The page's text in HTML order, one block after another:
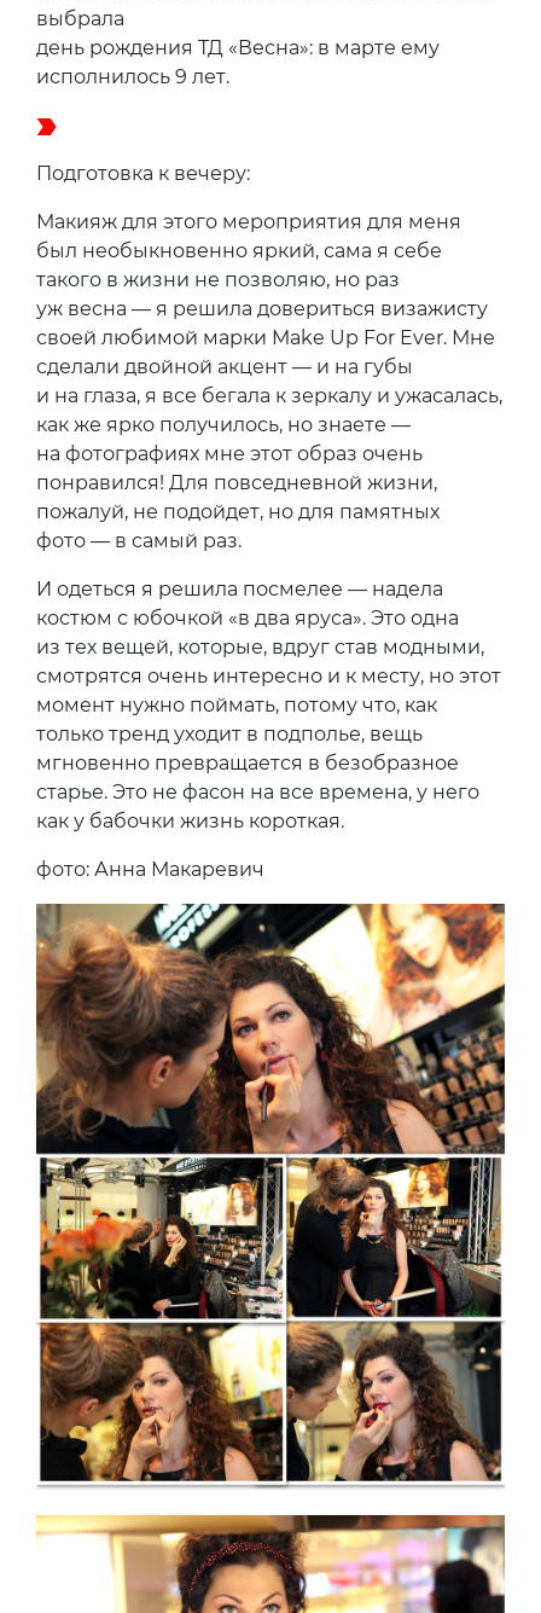
выбрала
день рождения ТД «Весна»: в марте ему
исполнилось 9 лет.
Подготовка к вечеру:
Макияж для этого мероприятия для меня
был необыкновенно яркий, сама я себе
такого в жизни не позволяю, но раз
уж весна — я решила довериться визажисту
своей любимой марки Make Up For Ever. Мне
сделали двойной акцент — и на губы
и на глаза, я все бегала к зеркалу и ужасалась,
как же ярко получилось, но знаете —
на фотографиях мне этот образ очень
понравился! Для повседневной жизни,
пожалуй, не подойдет, но для памятных
фото — в самый раз.
И одеться я решила посмелее — надела
костюм с юбочкой «в два яруса». Это одна
из тех вещей, которые, вдруг став модными,
смотрятся очень интересно и к месту, но этот
момент нужно поймать, потому что, как
только тренд уходит в подполье, вещь
мгновенно превращается в безобразное
старье. Это не фасон на все времена, у него
как у бабочки жизнь короткая.
фото: Анна Макаревич